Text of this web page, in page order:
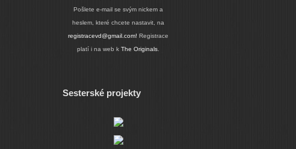
Pošlete e-mail se svým nickem a
heslem, které chcete nastavit, na
registracevd@gmail.com! Registrace
platí i na web kThe Originals
Sesterské projekty